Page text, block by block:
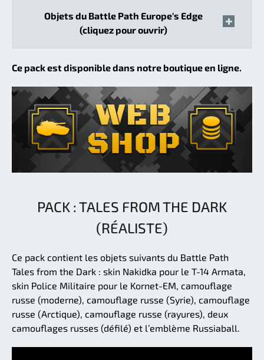
Objets du Battle Path Europe's Edge
(cliquez pour ouvrir)
Ce pack est disponible dans notre boutique en ligne.
PACK : TALES FROM THE DARK
(RÉALISTE)
Ce pack contient les objets suivants du Battle Path
Tales from the Dark : skin Nakidka pour le T-14 Armata,
skin Police Militaire pour le Kornet-EM, camouflage
russe (moderne), camouflage russe (Syrie), camouflage
russe (Arctique), camouflage russe (rayures), deux
camouflages russes (défilé) et l’emblème Russiaball.